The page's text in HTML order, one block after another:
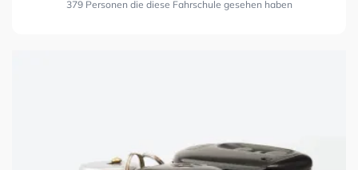
379 Personen die diese Fahrschule gesehen haben